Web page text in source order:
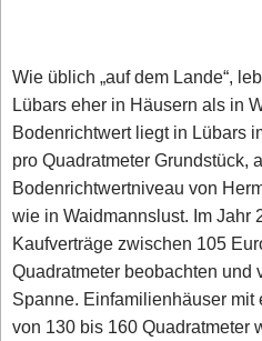
Wie üblich „auf dem Lande“,
Lübars eher in Häusern als in
Bodenrichtwert liegt in Lübars
pro Quadratmeter Grundstück,
Bodenrichtwertniveau von
wie in Waidmannslust. Im Jahr
Kaufverträge zwischen 105
Quadratmeter beobachten und
Spanne. Einfamilienhäuser
von 130 bis 160 Quadratmeter